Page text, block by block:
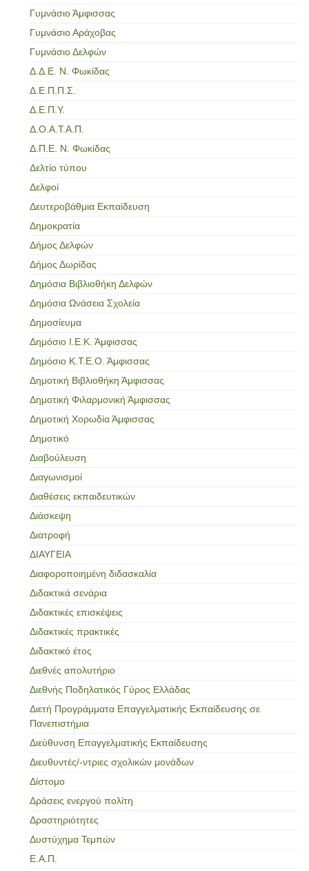
Γυμνάσιο Άμφισσας
Γυμνάσιο Αράχοβας
Γυμνάσιο Δελφών
Δ.Δ.Ε. Ν. Φωκίδας
Δ.Ε.Π.Π.Σ.
Δ.Ε.Π.Υ.
Δ.Ο.Α.Τ.Α.Π.
Δ.Π.Ε. Ν. Φωκίδας
Δελτίο τύπου
Δελφοί
Δευτεροβάθμια Εκπαίδευση
Δημοκρατία
Δήμος Δελφών
Δήμος Δωρίδας
Δημόσια Βιβλιοθήκη Δελφών
Δημόσια Ωνάσεια Σχολεία
Δημοσίευμα
Δημόσιο Ι.Ε.Κ. Άμφισσας
Δημόσιο Κ.Τ.Ε.Ο. Άμφισσας
Δημοτική Βιβλιοθήκη Άμφισσας
Δημοτική Φιλαρμονική Άμφισσας
Δημοτική Χορωδία Άμφισσας
Δημοτικό
Διαβούλευση
Διαγωνισμοί
Διαθέσεις εκπαιδευτικών
Διάσκεψη
Διατροφή
ΔΙΑΥΓΕΙΑ
Διαφοροποιημένη διδασκαλία
Διδακτικά σενάρια
Διδακτικές επισκέψεις
Διδακτικές πρακτικές
Διδακτικό έτος
Διεθνές απολυτήριο
Διεθνής Ποδηλατικός Γύρος Ελλάδας
Διετή Προγράμματα Επαγγελματικής Εκπαίδευσης σε
Πανεπιστήμια
Διεύθυνση Επαγγελματικής Εκπαίδευσης
Διευθυντές/-ντριες σχολικών μονάδων
Δίστομο
Δράσεις ενεργού πολίτη
Δραστηριότητες
Δυστύχημα Τεμπών
Ε.Α.Π.